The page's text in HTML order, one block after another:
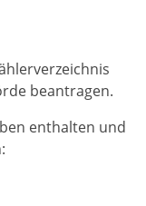
beantragen.
enthalten und